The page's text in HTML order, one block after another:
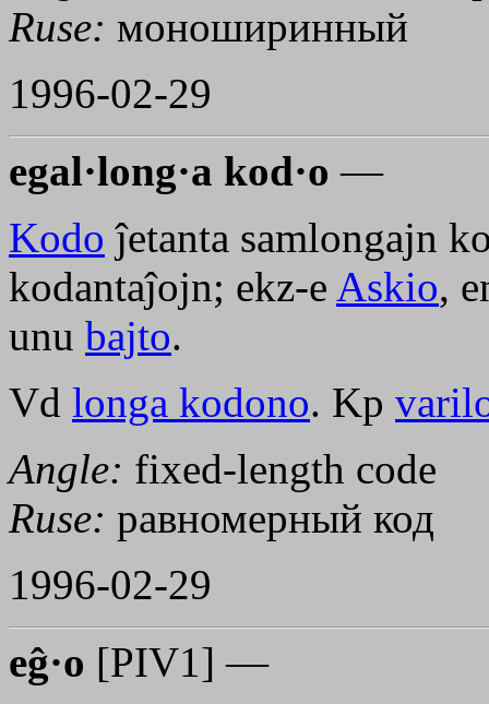
Ruse: моноширинный
1996-02-29
egal·long·a kod·o —
Kodo ĵetanta samlongajn
kodantaĵojn; ekz-e Askio,
unu bajto.
Vd longa kodono. Kp
Angle: fixed-length code
Ruse: равномерный код
1996-02-29
eĝ·o [PIV1] —